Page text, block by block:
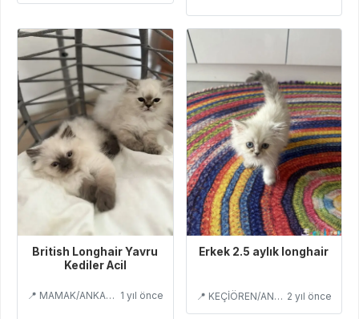
British Longhair Yavru
Kediler Acil
📍 MAMAK/ANKARA 1 yıl önce
Erkek 2.5 aylık longhair
📍 KEÇİÖREN/ANKARA 2 yıl önce